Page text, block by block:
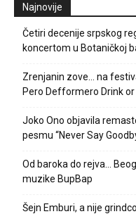
Najnovije
Četiri decenije srpskog
koncertom u Botaničkoj
Zrenjanin zove… na
Pero Defformero Drink or
Joko Ono objavila
pesmu “Never Say
Od baroka do rejva…
muzike BupBap
Šejn Emburi, a nije